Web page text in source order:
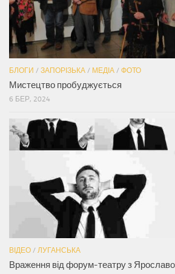
БЛОГИ / ЗАПОРІЗЬКА / МЕДІА / ФОТО
Мистецтво пробуджується
6 БЕР, 2024
ВІДЕО / ЛУГАНСЬКА
Враження від форум-театру з